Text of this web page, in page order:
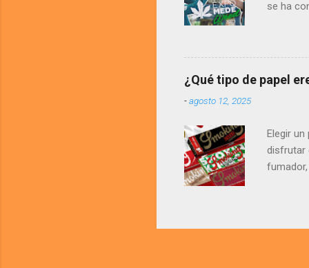
se ha
las
ideas,
¿Qué tipo de papel
-agosto 12, 2025
Elegir
disfrutar
lo tuyo
sin
#9: El